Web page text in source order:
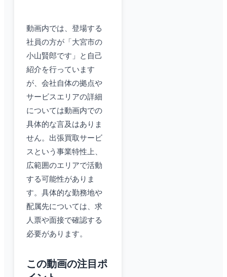
動画内では、登場する
社員の方が「大宮市の
小山賢郎です」と自己
紹介を行っています
が、会社自体の拠点や
サービスエリアの詳細
については動画内での
具体的な言及はありま
せん。出張買取サービ
スという事業特性上、
広範囲のエリアで活動
する可能性がありま
す。具体的な勤務地や
配属先については、求
人票や面接で確認する
必要があります。
この動画の注目ポ